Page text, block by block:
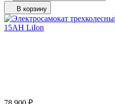
В корзину